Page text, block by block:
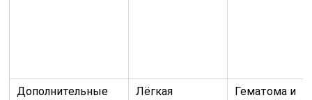
Дополнительные
Лёгкая
Гематома и